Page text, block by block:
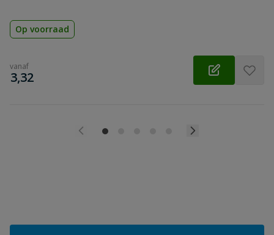
Op voorraad
vanaf
€
3,32